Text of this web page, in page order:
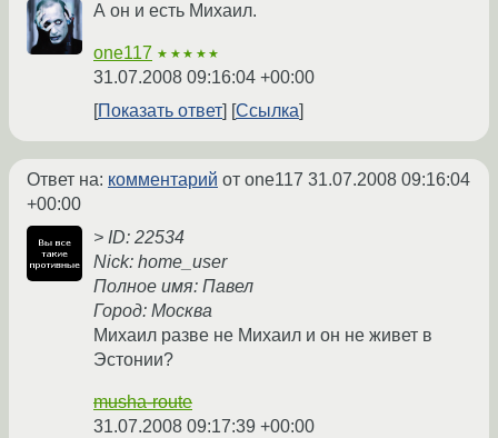
А он и есть Михаил.
one117 ★★★★★
31.07.2008 09:16:04 +00:00
Показать ответ
Ссылка
Ответ на: комментарий от one117 31.07.2008 09:16:04
+00:00
> ID: 22534
Nick: home_user
Полное имя: Павел
Город: Москва
Михаил разве не Михаил и он не живет в
Эстонии?
musha-route
31.07.2008 09:17:39 +00:00